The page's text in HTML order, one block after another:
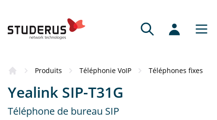
Produits Téléphonie VoIP Téléphones fixes
Yealink SIP-T31G
Téléphone de bureau SIP